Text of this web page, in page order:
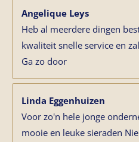
Angelique Leys
Heb al meerdere dingen
kwaliteit snelle service en
Ga zo door
Linda Eggenhuizen
Voor zo'n hele jonge
mooie en leuke sieraden